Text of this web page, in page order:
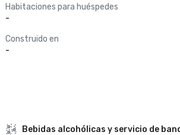
Habitaciones para huéspedes
-
Construido en
-
Bebidas alcohólicas y servicio de